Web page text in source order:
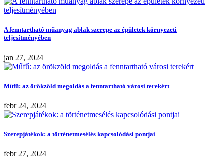
A fenntartható műanyag ablak szerepe az épületek környezeti
teljesítményében
jan 27, 2024
Műfű: az örökzöld megoldás a fenntartható városi terekért
febr 24, 2024
Szerepjátékok: a történetmesélés kapcsolódási pontjai
febr 27, 2024